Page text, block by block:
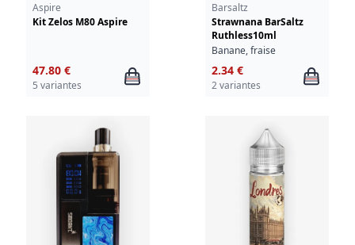
Aspire
Kit Zelos M80 Aspire
47.80 €
5 variantes
Barsaltz
Strawnana BarSaltz
Ruthless10ml
Banane, fraise
2.34 €
2 variantes